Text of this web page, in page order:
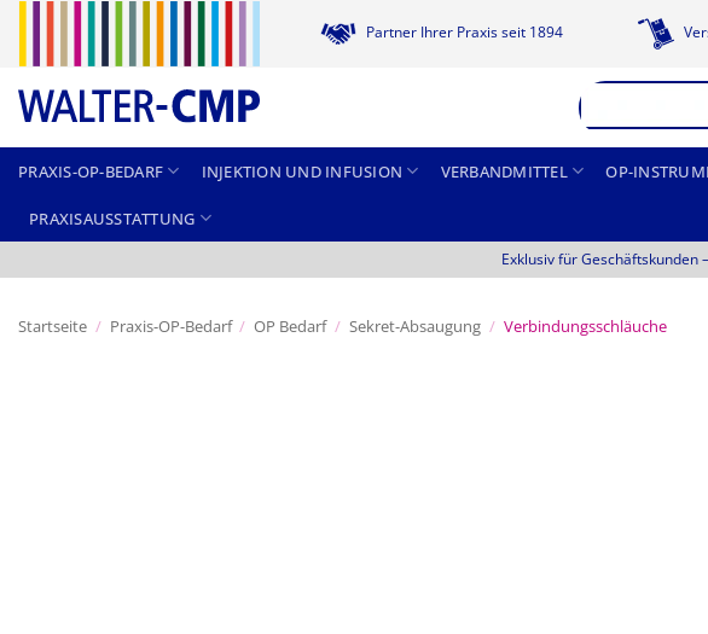
springen
Partner Ihrer Praxis seit 1894
PRAXIS-OP-BEDARF INJEKTION UND INFUSION VERBANDMITTEL OP-
PRAXISAUSSTATTUNG
Exklusiv für Geschäftskunden –
Startseite / Praxis-OP-Bedarf / OP Bedarf / Sekret-Absaugung / Verbindungsschläuche